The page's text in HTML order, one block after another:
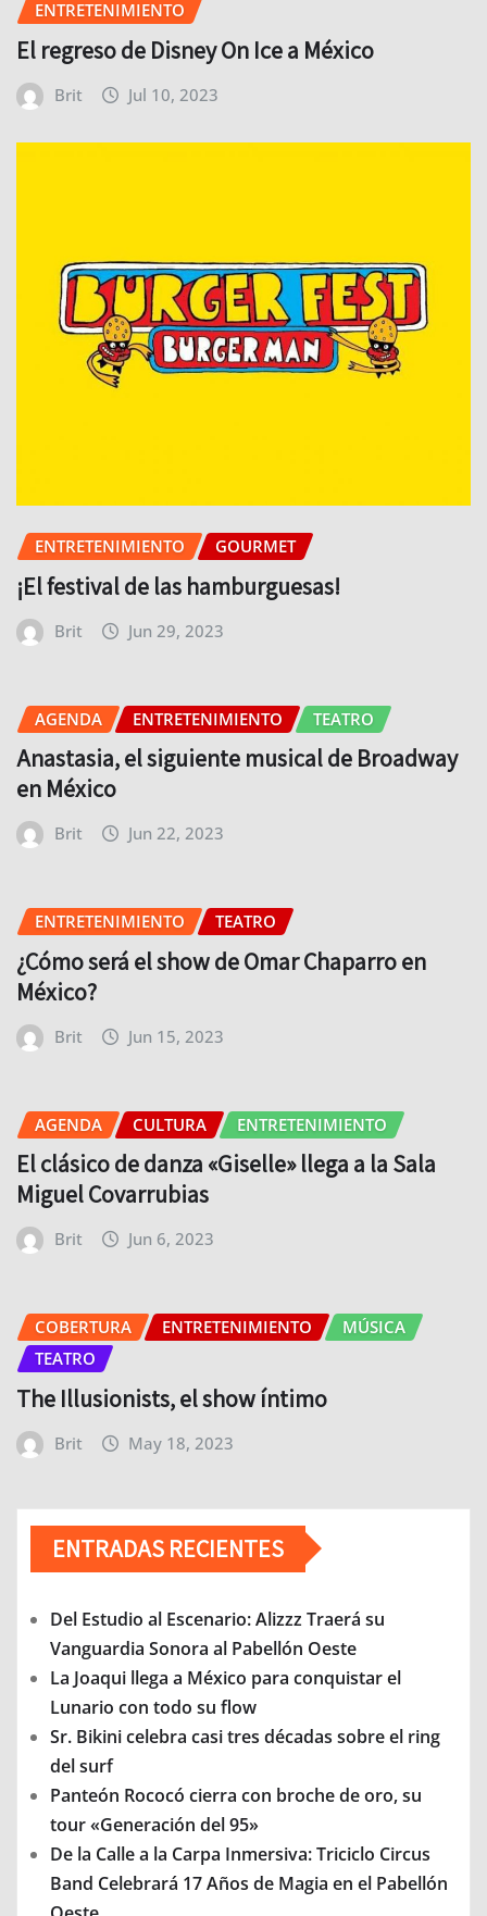
ENTRETENIMIENTO
El regreso de Disney On Ice a México
Brit Jul 10, 2023
ENTRETENIMIENTO GOURMET
¡El festival de las hamburguesas!
Brit Jun 29, 2023
AGENDA ENTRETENIMIENTO TEATRO
Anastasia, el siguiente musical de Broadway
en México
Brit Jun 22, 2023
ENTRETENIMIENTO TEATRO
¿Cómo será el show de Omar Chaparro en
México?
Brit Jun 15, 2023
AGENDA CULTURA ENTRETENIMIENTO
El clásico de danza «Giselle» llega a la Sala
Miguel Covarrubias
Brit Jun 6, 2023
COBERTURA ENTRETENIMIENTO
MÚSICA
TEATRO
The Illusionists, el show íntimo
Brit May 18, 2023
ENTRADAS RECIENTES
Del Estudio al Escenario: Alizzz Traerá su
Vanguardia Sonora al Pabellón Oeste
La Joaqui llega a México para conquistar el
Lunario con todo su flow
Sr. Bikini celebra casi tres décadas sobre el ring
del surf
Panteón Rococó cierra con broche de oro, su
tour «Generación del 95»
De la Calle a la Carpa Inmersiva: Triciclo Circus
Band Celebrará 17 Años de Magia en el Pabellón